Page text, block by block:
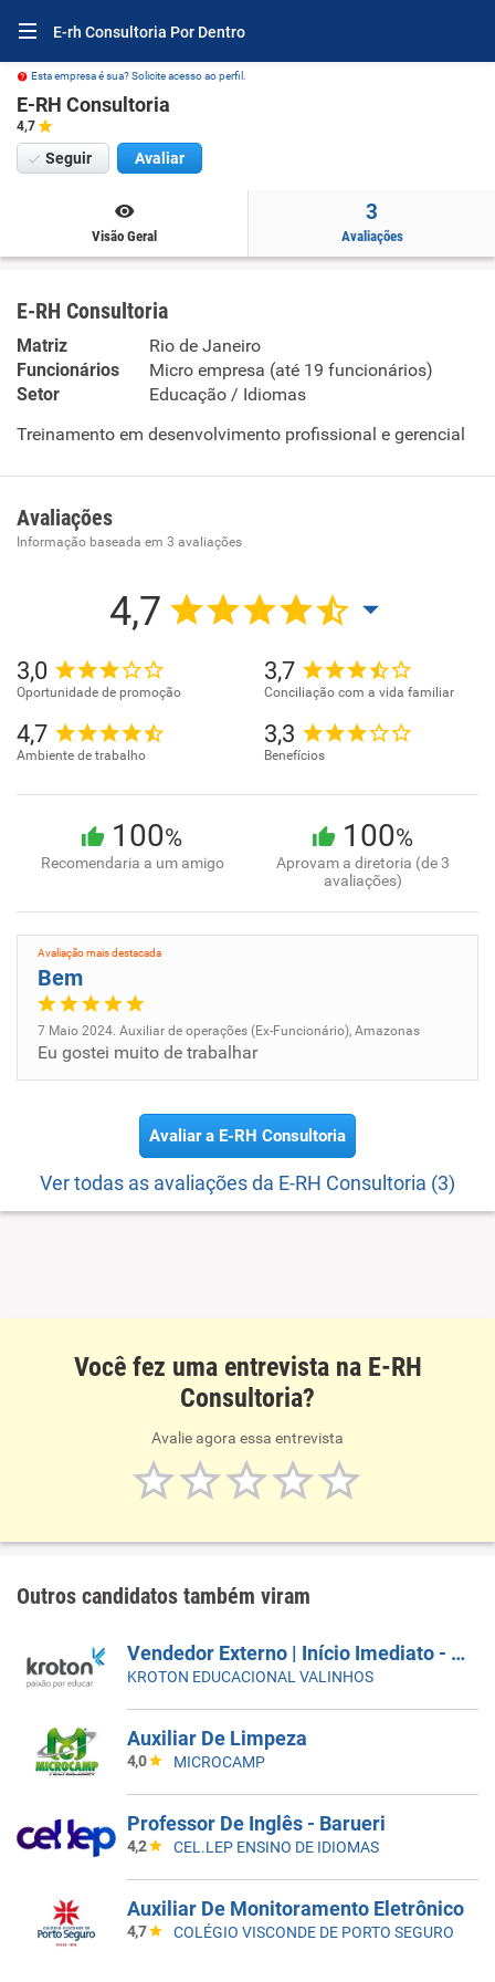
E-rh Consultoria Por Dentro
Esta empresa é sua? Solicite acesso ao perfil.
E-RH Consultoria
4,7
Seguir Avaliar
Visão Geral
3
Avaliações
E-RH Consultoria
Matriz
Rio de Janeiro
Funcionários
Micro empresa (até 19 funcionários)
Setor
Educação / Idiomas
Treinamento em desenvolvimento profissional e gerencial
Avaliações
Informação baseada em 3 avaliações
4,7
3,0
Oportunidade de promoção
3,7
Conciliação com a vida familiar
4,7
Ambiente de trabalho
3,3
Benefícios
100%
Recomendaria a um amigo
100%
Aprovam a diretoria (de 3
avaliações)
Avaliação mais destacada
Bem
7 Maio 2024. Auxiliar de operações (Ex-Funcionário), Amazonas
Eu gostei muito de trabalhar
Avaliar a E-RH Consultoria
Ver todas as avaliações da E-RH Consultoria (3)
Você fez uma entrevista na E-RH
Consultoria?
Avalie agora essa entrevista
Outros candidatos também viram
Vendedor Externo | Início Imediato - SUMARÉ
KROTON EDUCACIONAL VALINHOS
Auxiliar De Limpeza
4,0 MICROCAMP
Professor De Inglês - Barueri
4,2 CEL.LEP ENSINO DE IDIOMAS
Auxiliar De Monitoramento Eletrônico
4,7 COLÉGIO VISCONDE DE PORTO SEGURO